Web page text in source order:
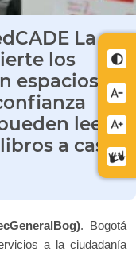
de
La
los
espacios
leer,
a casa.
. Bogotá
a la ciudadanía